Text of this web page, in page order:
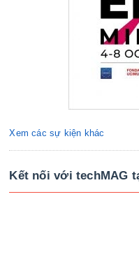
Xem các sự kiện khác
Kết nối với techMAG